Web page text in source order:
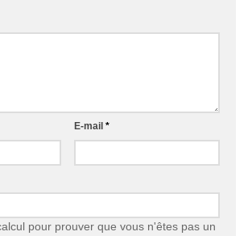
E-mail *
pour prouver que vous n'êtes pas un